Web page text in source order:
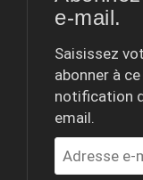
e-mail.
Saisissez
abonner à
notification
email.
Adresse
e-